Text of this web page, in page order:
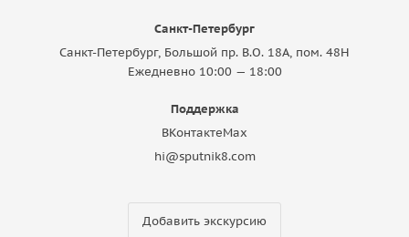
Санкт-Петербург
Санкт-Петербург, Большой пр. В.О. 18A, пом. 48Н
Ежедневно 10:00 — 18:00
Поддержка
ВКонтактеMax
hi@sputnik8.com
Добавить экскурсию